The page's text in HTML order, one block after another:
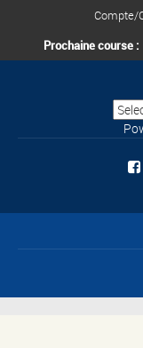
Compte/
Prochaine course :